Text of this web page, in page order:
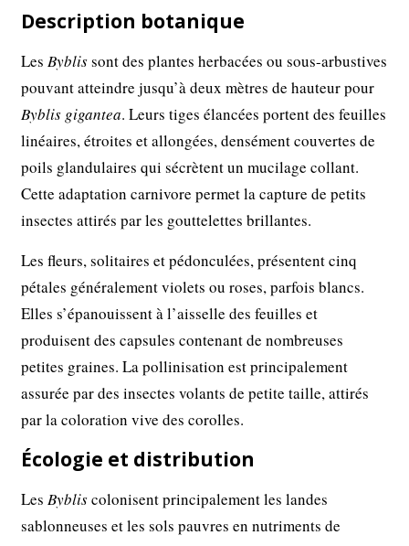
Description botanique
LesByblissont des plantes herbacées ou sous-arbustives
pouvant atteindre jusqu’à deux mètres de hauteur pour
Byblis gigantea. Leurs tiges élancées portent des feuilles
linéaires, étroites et allongées, densément couvertes de
poils glandulaires qui sécrètent un mucilage collant.
Cette adaptation carnivore permet la capture de petits
insectes attirés par les gouttelettes brillantes.
Les fleurs, solitaires et pédonculées, présentent cinq
pétales généralement violets ou roses, parfois blancs.
Elles s’épanouissent à l’aisselle des feuilles et
produisent des capsules contenant de nombreuses
petites graines. La pollinisation est principalement
assurée par des insectes volants de petite taille, attirés
par la coloration vive des corolles.
Écologie et distribution
LesBybliscolonisent principalement les landes
sablonneuses et les sols pauvres en nutriments de